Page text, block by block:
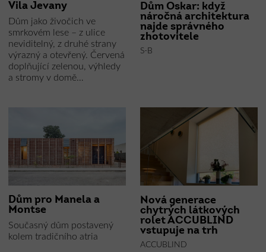
Vila Jevany
Dům jako živočich ve
smrkovém lese – z ulice
neviditelný, z druhé strany
výrazný a otevřený. Červená
doplňující zelenou, výhledy
a stromy v domě…
Dům Oskar: když
náročná architektura
najde správného
zhotovitele
S-B
Dům pro Manela a
Montse
Současný dům postavený
kolem tradičního atria
Nová generace
chytrých látkových
rolet ACCUBLIND
vstupuje na trh
ACCUBLIND